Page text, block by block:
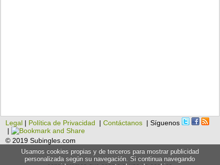
Legal | Política de Privacidad |Contáctanos | Síguenos
|
© 2019 Subingles.com
Usamos cookies propias y de terceros para mostrar publicidad
personalizada según su navegación. Si continua navegando